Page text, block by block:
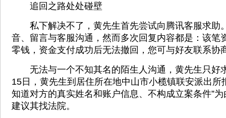
追回之路处处碰壁
私下解决不了，黄先生首先尝试向腾讯客服求助
音、留言与客服沟通，然而多次回复内容都是：该笔
零钱，资金支付成功后无法撤回，您可与好友联系协
无法与一个不知其名的陌生人沟通，黄先生只好
15日，黄先生到居住所在地中山市小榄镇联安派出所
知道对方的真实姓名和账户信息、不构成立案条件”
建议其找法院。